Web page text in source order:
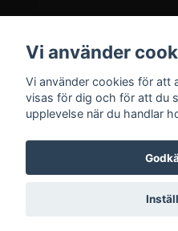
Sociala medier
© 2026 Welfare
Vi använder
Vi använder cookies för att
visas för dig och för att du
upplevelse när du handlar